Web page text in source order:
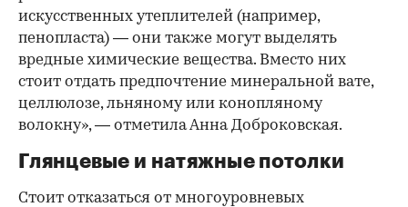
искусственных утеплителей (например,
пенопласта) — они также могут выделять
вредные химические вещества. Вместо них
стоит отдать предпочтение минеральной вате,
целлюлозе, льняному или конопляному
волокну», — отметила Анна Доброковская.
Глянцевые и натяжные потолки
Стоит отказаться от многоуровневых